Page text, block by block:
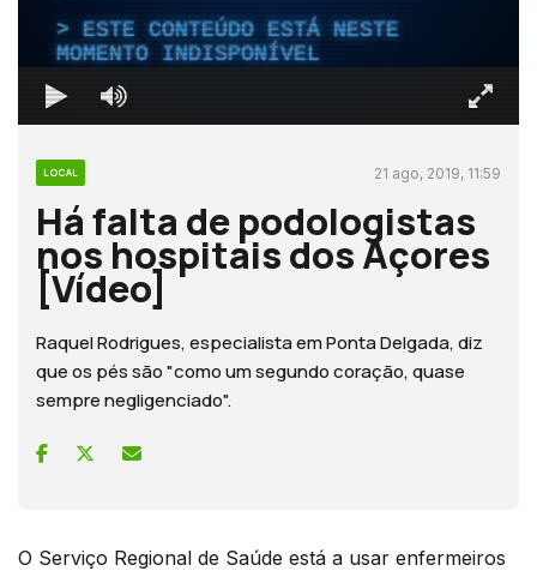
ESTE CONTEÚDO ESTÁ NESTE
MOMENTO INDISPONÍVEL
LOCAL 21 ago, 2019, 11:59
Há falta de podologistas
nos hospitais dos Açores
[Vídeo]
Raquel Rodrigues, especialista em Ponta Delgada, diz
que os pés são "como um segundo coração, quase
sempre negligenciado".
O Serviço Regional de Saúde está a usar enfermeiros